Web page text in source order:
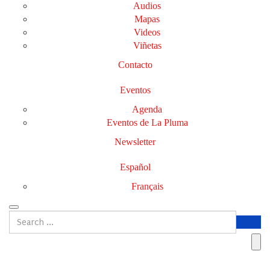
Audios
Mapas
Videos
Viñetas
Contacto
Eventos
Agenda
Eventos de La Pluma
Newsletter
Español
Français